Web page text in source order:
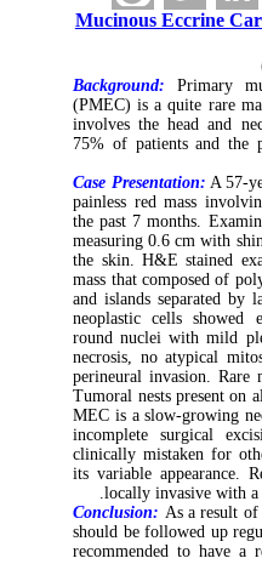
Mucinous Eccrine
Background:Primary
(PMEC) is a quite rare
involves the head and
75% of patients and
Case Presentation:A 57-
painless red mass
the past 7 months.
measuring 0.6 cm with
the skin. H&E stained
mass that composed of
and islands separated
neoplastic cells
round nuclei with mild
necrosis, no atypical
perineural invasion.
Tumoral nests present
MEC is a slow-growing
incomplete surgical
clinically mistaken for
its variable
locally invasive with
Conclusion:As a result
should be followed up
recommended to have